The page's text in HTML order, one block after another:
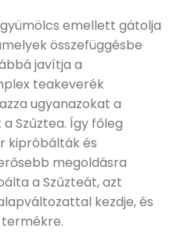
emellett gátolja
összefüggésbe
javítja a
teakeverék
ugyanazokat a
Szűztea. Így főleg
kipróbálták és
megoldásra
a Szűzteát, azt
kezdje, és